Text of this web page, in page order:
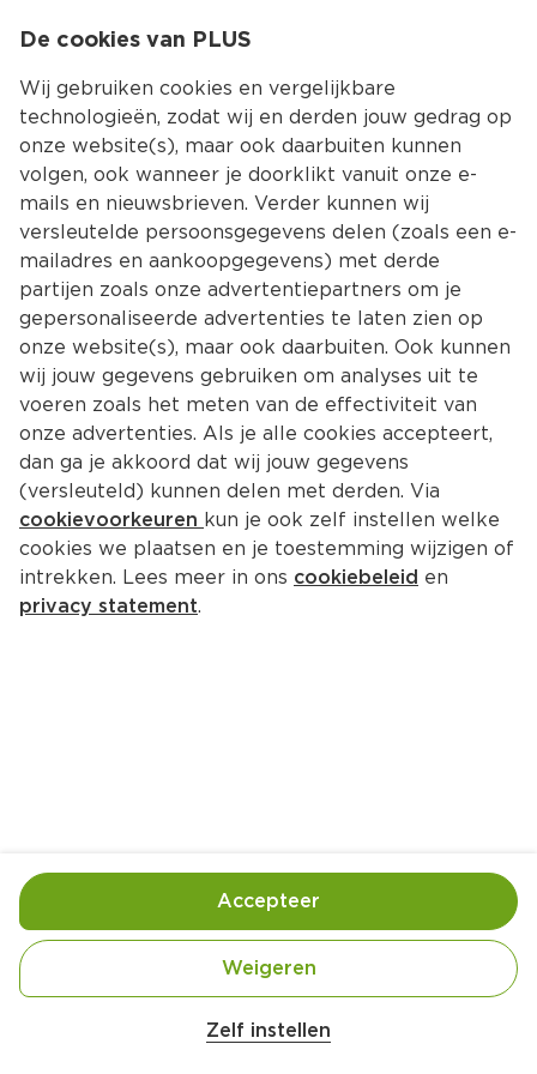
Kies jouw
Terug Producten
Kerst hoofdgerechten met vis
Op zoek naar vis voor bij je hoofdgerecht tijdens
het kerstdiner? Ontdek onze selectie vis voor bij
het hoofdgerecht en maak van jouw avond een
culinair feestje. Ontdek ons assortiment en maak
van jouw kerstdiner een onvergetelijke ervaring.
7 producten
Filter Populariteit
371 g
8. 0
PLUS Zalmfilet met huid
De cookies van PLUS
Wij gebruiken cookies en vergelijkbare
technologieën, zodat wij en derden jouw gedrag op
onze website(s), maar ook daarbuiten kunnen
volgen, ook wanneer je doorklikt vanuit onze e-
mails en nieuwsbrieven. Verder kunnen wij
versleutelde persoonsgegevens delen (zoals een e-
mailadres en aankoopgegevens) met derde
partijen zoals onze advertentiepartners om je
gepersonaliseerde advertenties te laten zien op
onze website(s), maar ook daarbuiten. Ook kunnen
wij jouw gegevens gebruiken om analyses uit te
voeren zoals het meten van de effectiviteit van
onze advertenties. Als je alle cookies accepteert,
dan ga je akkoord dat wij jouw gegevens
(versleuteld) kunnen delen met derden. Via
cookievoorkeuren kun je ook zelf instellen welke
cookies we plaatsen en je toestemming wijzigen of
intrekken. Lees meer in ons cookiebeleid en
privacy statement.
Zelf instellen
Weigeren
Accepteer